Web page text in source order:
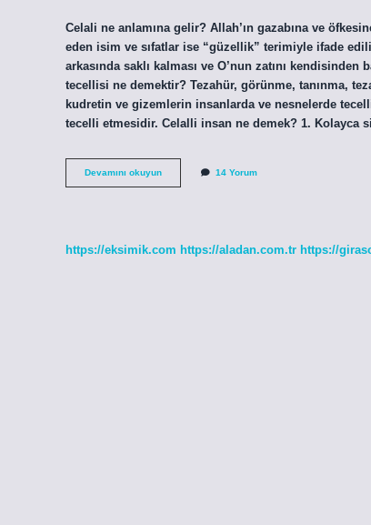
Celali ne anlamına gelir? Allah’ın gazabına ve
eden isim ve sıfatlar ise “güzellik” terimiyle ifade
arkasında saklı kalması ve O’nun zatını
tecellisi ne demektir? Tezahür, görünme, tanınma,
kudretin ve gizemlerin insanlarda ve nesnelerde
tecelli etmesidir. Celalli insan ne demek? 1. Kolayca
Devamını okuyunCelal
Tecellisi
14 Yorum
https://eksimik.com https://aladan.com.tr https://